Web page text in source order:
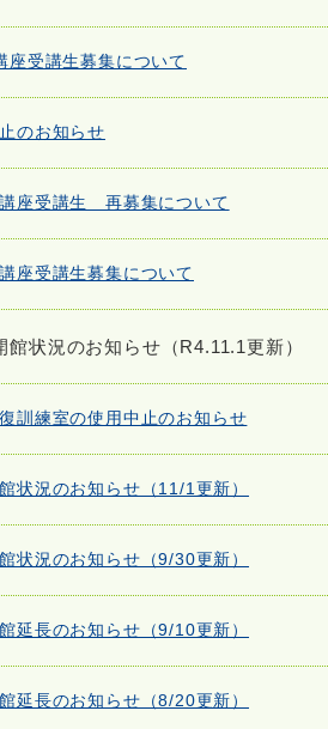
受講生募集について
のお知らせ
座受講生 再募集について
座受講生募集について
状況のお知らせ（R4.11.1更新）
訓練室の使用中止のお知らせ
状況のお知らせ（11/1更新）
状況のお知らせ（9/30更新）
延長のお知らせ（9/10更新）
延長のお知らせ（8/20更新）